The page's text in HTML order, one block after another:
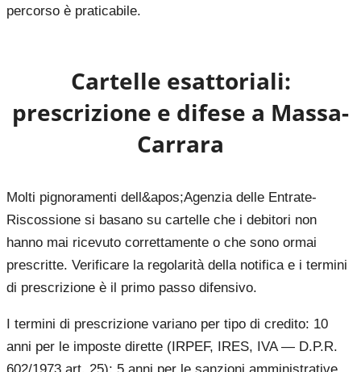
percorso è praticabile.
Cartelle esattoriali:
prescrizione e difese a Massa-
Carrara
Molti pignoramenti dell&apos;Agenzia delle Entrate-
Riscossione si basano su cartelle che i debitori non
hanno mai ricevuto correttamente o che sono ormai
prescritte. Verificare la regolarità della notifica e i termini
di prescrizione è il primo passo difensivo.
I termini di prescrizione variano per tipo di credito: 10
anni per le imposte dirette (IRPEF, IRES, IVA — D.P.R.